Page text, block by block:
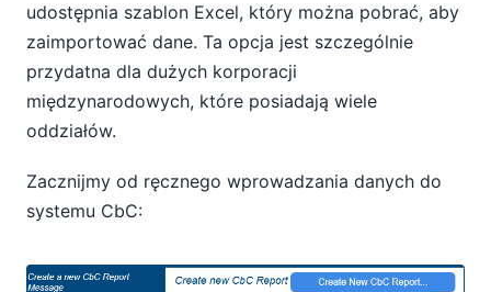
udostępnia szablon Excel, który można pobrać, aby
zaimportować dane. Ta opcja jest szczególnie
przydatna dla dużych korporacji
międzynarodowych, które posiadają wiele
oddziałów.
Zacznijmy od ręcznego wprowadzania danych do
systemu CbC: